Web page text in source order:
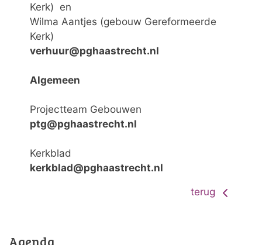
Kerk) en
Wilma Aantjes (gebouw Gereformeerde
Kerk)
verhuur@pghaastrecht.nl
Algemeen
Projectteam Gebouwen
ptg@pghaastrecht.nl
Kerkblad
kerkblad@pghaastrecht.nl
terug
Agenda